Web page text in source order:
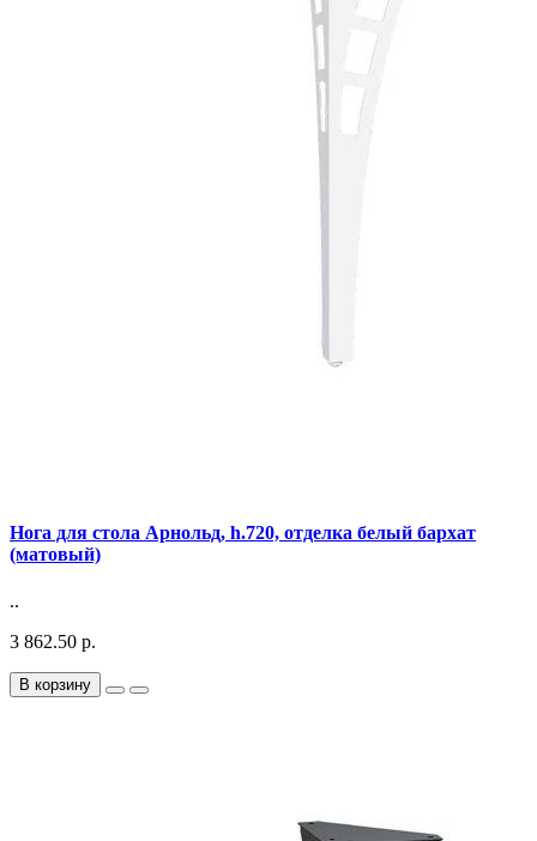
Нога для стола Арнольд, h.720, отделка белый бархат
(матовый)
..
3 862.50 р.
В корзину